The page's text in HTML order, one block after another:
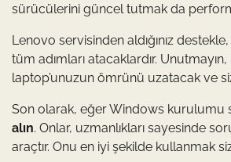
sürücülerini güncel tutmak da
Lenovo servisinden aldığınız
tüm adımları atacaklardır.
laptop’unuzun ömrünü uzatacak ve
Son olarak, eğer Windows kurulumu
alın. Onlar, uzmanlıkları sayesinde
araçtır. Onu en iyi şekilde kullanmak